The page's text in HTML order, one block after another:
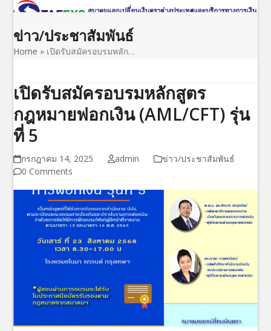
Skip
content
Open
mobile
menu
Close
mobile
menu
ข่าว/ประชาสัมพันธ์
Home » เปิดรับสมัครอบรมหลัก…
เปิดรับสมัครอบรมหลักสูตร
กฎหมายฟอกเงิน (AML/CFT) รุ่น
ที่ 5
กรกฎาคม 14, 2025 admin
ข่าว/ประชาสัมพันธ์
0 Comments